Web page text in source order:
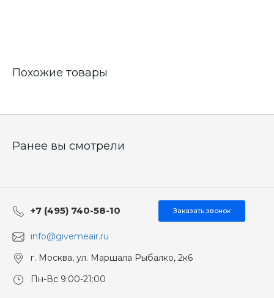
Похожие товары
Ранее вы смотрели
+7 (495) 740-58-10 Заказать звонок
info@givemeair.ru
г. Москва, ул. Маршала Рыбалко, 2к6
Пн-Вс 9:00-21:00